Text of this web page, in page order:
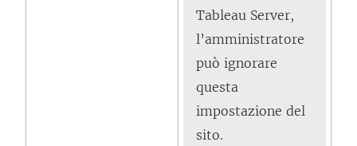
n
l
a
Tableau Server,
l’amministratore
può ignorare
questa
impostazione del
sito.